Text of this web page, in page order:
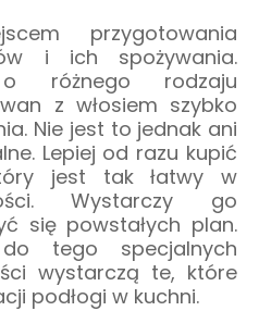
przygotowania
i ich spożywania.
rodzaju
z włosiem szybko
Nie jest to jednak ani
Lepiej od razu kupić
jest tak łatwy w
Wystarczy go
się powstałych plan.
tego specjalnych
wystarczą te, które
podłogi w kuchni.